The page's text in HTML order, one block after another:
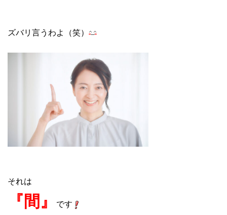
ズバリ言うわよ（笑）
それは
『間』 です